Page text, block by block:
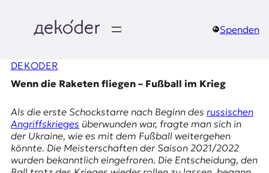
springen
e
k
o
d
Spenden
DEKODER
Wenn die Raketen fliegen – Fußball im Krieg
Als die erste Schockstarre nach Beginn des russischen
Angriffskrieges überwunden war, fragte man sich in
der Ukraine, wie es mit dem Fußball weitergehen
könnte. Die Meisterschaften der Saison 2021/2022
wurden bekanntlich eingefroren. Die Entscheidung, den